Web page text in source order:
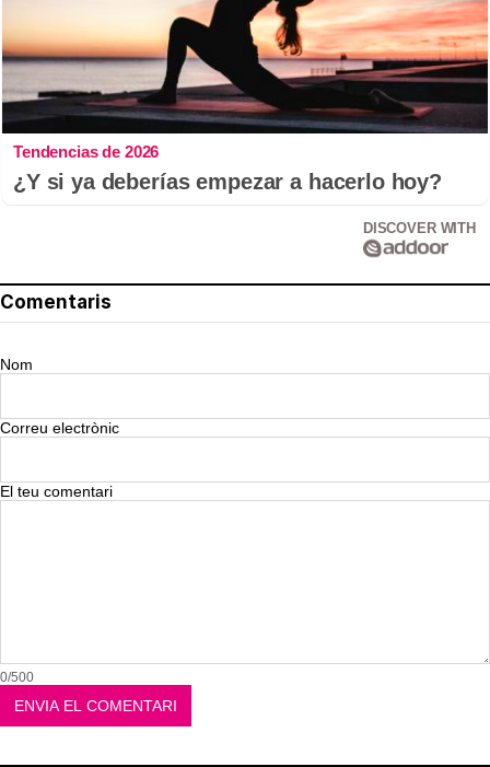
Tendencias de 2026
¿Y si ya deberías empezar a hacerlo hoy?
DISCOVER WITH
Comentaris
Nom
Correu electrònic
El teu comentari
0/500